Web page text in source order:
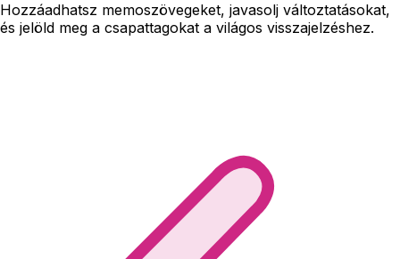
Hozzáadhatsz memoszövegeket, javasolj változtatásokat,
és jelöld meg a csapattagokat a világos visszajelzéshez.